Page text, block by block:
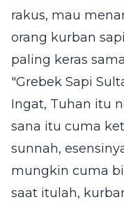
rakus, mau
orang kurban
paling keras
"Grebek Sapi
Ingat, Tuhan itu
sana itu cuma
sunnah,
mungkin cuma
saat itulah,